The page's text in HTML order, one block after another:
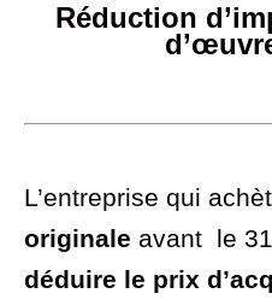
Réduction
L’entreprise qui
originale avant le
déduire le prix